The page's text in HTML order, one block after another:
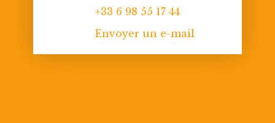
+33 6 98 55 17 44
Envoyer un e-mail